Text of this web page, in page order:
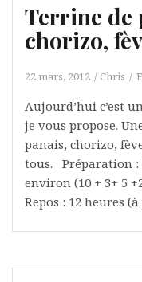
Terrine de
chorizo,
22 mars, 2012 Chris
Aujourd’hui c’est
je vous propose.
panais, chorizo,
tous. Préparation :
environ (10 + 3+ 5
Repos : 12 heures